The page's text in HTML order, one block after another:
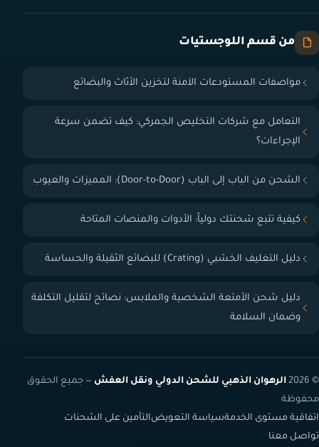
من قسم اللوجستيات
مواصفات المستودعات الآمنة لتخزين الأثاث والبضائع
التعامل مع شركات التخليص الجمركي: كيف تضمن سرعة
الإجراءات؟
الشحن من الباب إلى الباب (Door-to-Door): المميزات والعيوب
كيفية تتبع شحنتك دولياً: الأدوات والمنصات المتاحة
دليل التغليف الخشبي (Crating) للبضائع الثقيلة والحساسة
دليل شحن الأمتعة الشخصية والملابس: نصائح لتقليل التكلفة
وضمان السلامة
© 2026 الرهوان الذهبي للشحن الدولي ونقل العفش — جميع الحقوق
محفوظة
اتفاقية مستوى الخدمةسياسة التعويضالتأمين على الشحنات
تواصل معنا